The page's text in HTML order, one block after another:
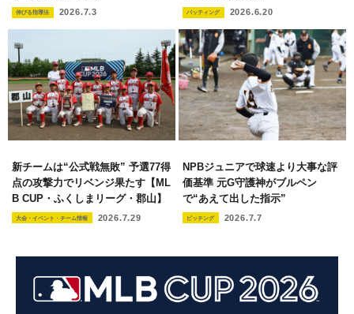
伸びる指導法 2026.7.3 バッティング 2026.6.20
新チームは“公式戦無敗” 予選77得
点の攻撃力でリベンジ果たす【ML
B CUP・ふくしまリーグ・郡山】
大会・イベント・チーム情報 2026.7.29
NPBジュニアで球速より大事な評
価基準 元G守護神がブルペン
で“あえて出した指示”
ピッチング 2026.7.7